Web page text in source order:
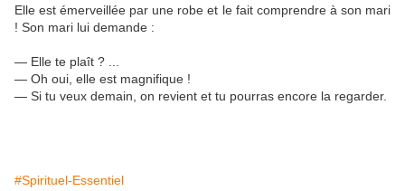
Elle est émerveillée par une robe et le fait comprendre à son mari
! Son mari lui demande :
— Elle te plaît ?
— Oh oui, elle est magnifique !
— Si tu veux demain, on revient et tu pourras encore la regarder.
#Spirituel-Essentiel